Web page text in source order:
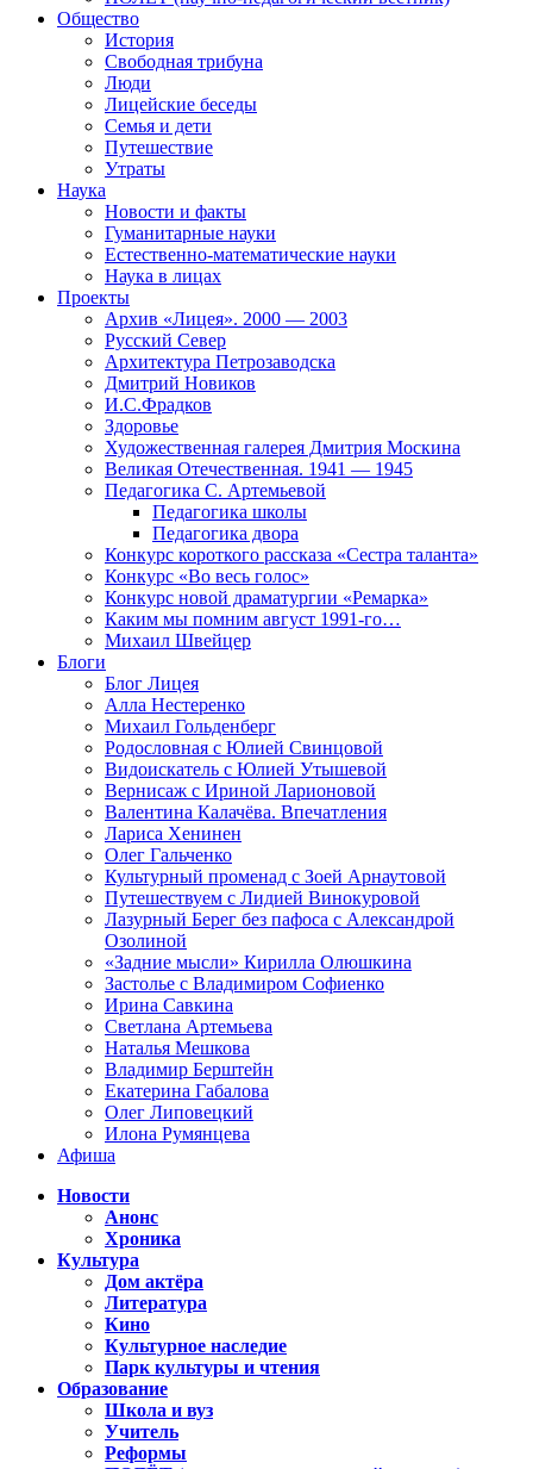
Общество
История
Свободная трибуна
Люди
Лицейские беседы
Семья и дети
Путешествие
Утраты
Наука
Новости и факты
Гуманитарные науки
Естественно-математические науки
Наука в лицах
Проекты
Архив «Лицея». 2000 — 2003
Русский Север
Архитектура Петрозаводска
Дмитрий Новиков
И.С.Фрадков
Здоровье
Художественная галерея Дмитрия Москина
Великая Отечественная. 1941 — 1945
Педагогика С. Артемьевой
Педагогика школы
Педагогика двора
Конкурс короткого рассказа «Сестра таланта»
Конкурс «Во весь голос»
Конкурс новой драматургии «Ремарка»
Каким мы помним август 1991-го…
Михаил Швейцер
Блоги
Блог Лицея
Алла Нестеренко
Михаил Гольденберг
Родословная с Юлией Свинцовой
Видоискатель с Юлией Утышевой
Вернисаж с Ириной Ларионовой
Валентина Калачёва. Впечатления
Лариса Хенинен
Олег Гальченко
Культурный променад с Зоей Арнаутовой
Путешествуем с Лидией Винокуровой
Лазурный Берег без пафоса с Александрой
Озолиной
«Задние мысли» Кирилла Олюшкина
Застолье с Владимиром Софиенко
Ирина Савкина
Светлана Артемьева
Наталья Мешкова
Владимир Берштейн
Екатерина Габалова
Олег Липовецкий
Илона Румянцева
Афиша
Новости
Анонс
Хроника
Культура
Дом актёра
Литература
Кино
Культурное наследие
Парк культуры и чтения
Образование
Школа и вуз
Учитель
Реформы